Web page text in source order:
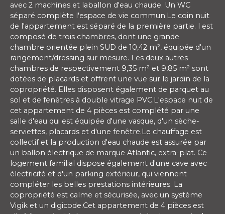
avec 2 machines et laballon d'eau chaude. Un WC
séparé complète l'espace de vie commun.Le coin nuit
de l'appartement est séparé de la première partie. l est
composé de trois chambres, dont une grande
chambre orientée plein SUD de 10,42 m², équipée d'un
rangement/dressing sur mesure. Les deux autres
chambres de respectivement 9,35 m² et 9,85 m² sont
dotées de placards et offrent une vue sur le jardin de la
copropriété. Elles disposent également de parquet au
sol et de fenêtres à double vitrage PVC.L'espace nuit de
cet appartement de 4 pièces est complété par une
salle d'eau qui est équipée d'une vasque, d'un sèche-
serviettes, placards et d'une fenêtre.Le chauffage est
collectif et la production d'eau chaude est assurée par
un ballon électrique de marque Atlantic, extra-plat. Ce
logement familial dispose également d'une cave avec
électricité et d'un parking extérieur, qui viennent
compléter les belles prestations intérieures. La
copropriété est calme et sécurisée, avec un système
Vigik et un digicode.Cet appartement de 4 pièces est